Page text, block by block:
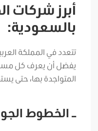
أبرز شركات
بالسعودية:
تتعدد في المملكة
يفضل أن يعرف كل
المتواجدة بها، حتى
– الخطوط